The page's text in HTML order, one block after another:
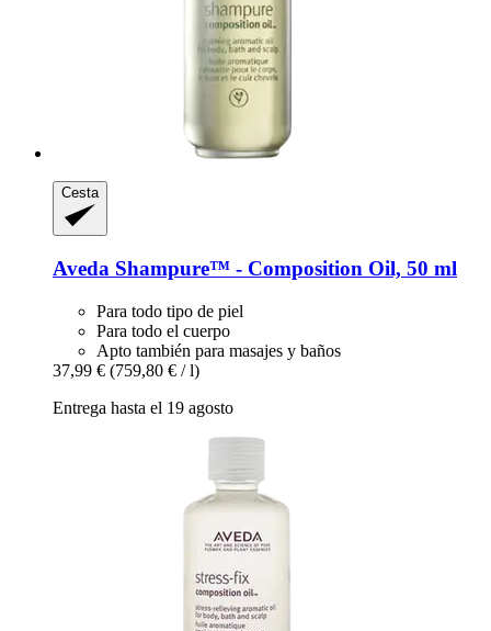
Cesta
Aveda Shampure™ -​ Composition Oil, 50 ml
Para todo tipo de piel
Para todo el cuerpo
Apto también para masajes y baños
37,99 € (759,80 € / l)
Entrega hasta el 19 agosto